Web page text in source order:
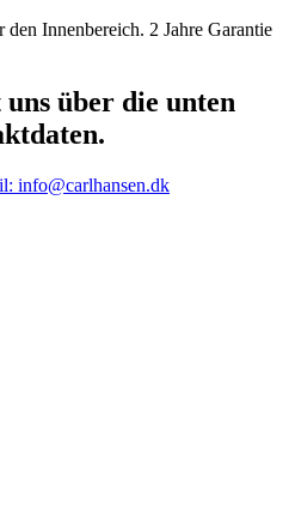
Innenbereich. 2 Jahre Garantie
über die unten
info@carlhansen.dk